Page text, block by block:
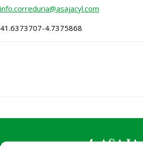
info.correduria@asajacyl.com
41.6373707-4.7375868